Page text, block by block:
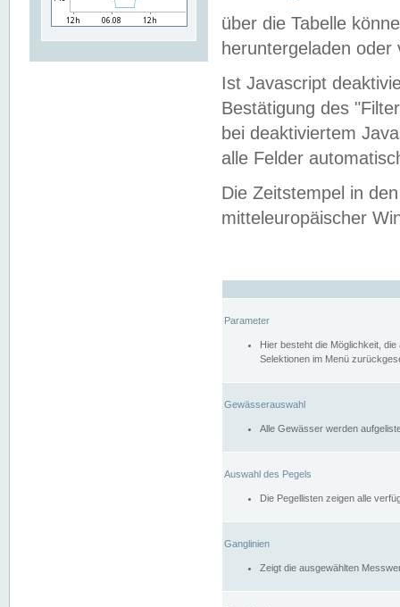
über die Tabelle
heruntergeladen oder
Ist Javascript
Bestätigung des
bei deaktiviertem
alle Felder
Die Zeitstempel in
mitteleuropäischer
Parameter
Hier besteht die Möglichkeit,
Selektionen im Menü
Gewässerauswahl
Alle Gewässer werden
Auswahl des Pegels
Die Pegellisten zeigen alle
Ganglinien
Zeigt die ausgewählten